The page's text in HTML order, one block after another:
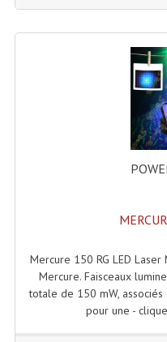
Micro Sans
Micro Sans
Portes
Mercure 150 RG LED
Mercure. Faisceaux
totale de 150 mW,
pour une -